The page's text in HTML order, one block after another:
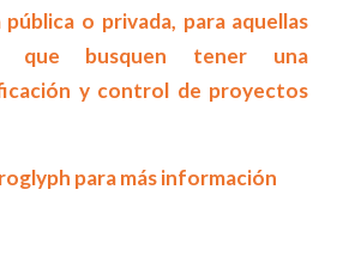
o privada, para aquellas
que busquen tener una
y control de proyectos
para más información